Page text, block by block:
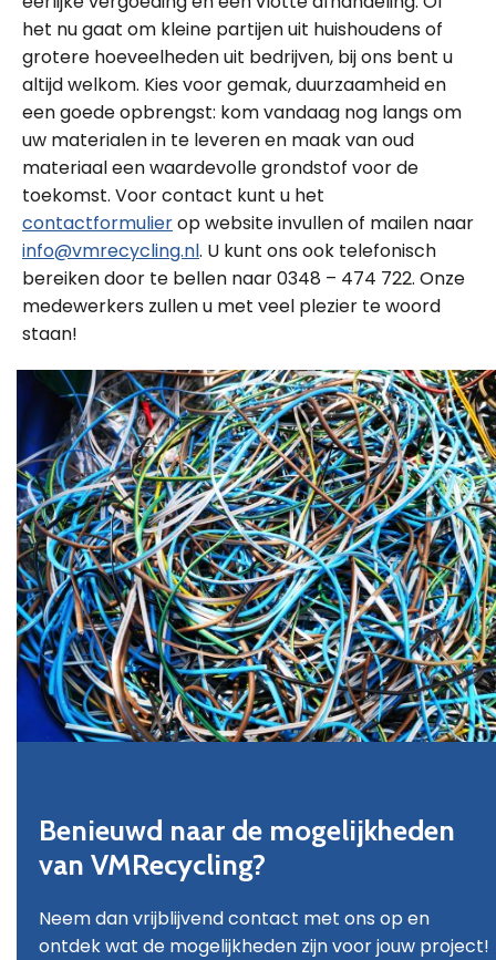
het nu gaat om kleine partijen uit huishoudens of
grotere hoeveelheden uit bedrijven, bij ons bent u
altijd welkom. Kies voor gemak, duurzaamheid en
een goede opbrengst: kom vandaag nog langs om
uw materialen in te leveren en maak van oud
materiaal een waardevolle grondstof voor de
toekomst. Voor contact kunt u het
contactformulierop website invullen of mailen naar
info@vmrecycling.nl. U kunt ons ook telefonisch
bereiken door te bellen naar 0348 – 474 722. Onze
medewerkers zullen u met veel plezier te woord
staan!
Benieuwd naar de mogelijkheden
van VMRecycling?
Neem dan vrijblijvend contact met ons op en
ontdek wat de mogelijkheden zijn voor jouw project!